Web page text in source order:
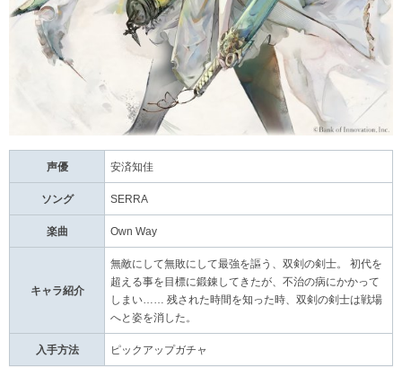
声優 安済知佳
ソング SERRA
楽曲 Own Way
キャラ紹介
無敵にして無敗にして最強を謳う、双剣の剣士。 初代を
超える事を目標に鍛錬してきたが、不治の病にかかって
しまい…… 残された時間を知った時、双剣の剣士は戦場
へと姿を消した。
入手方法 ピックアップガチャ